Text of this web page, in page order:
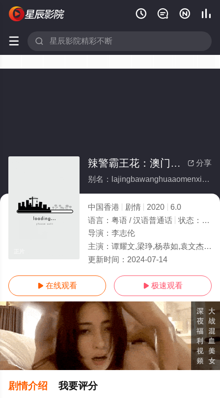
   
 
 分享
辣警霸王花：澳门行动 不義之戰
别名：lajingbawanghuaaomenxingdongbuyizhizhan
中国香港 剧情 2020
6.0
语言： 粤语 / 汉语普通话 状态： 正片
导演： 李志伦
主演： 谭耀文,梁琤,杨恭如,袁文杰,何珮瑜,林明祯,唐文龙,邓洢玲,吕珊,陆诗韵,赵善恒,杨潮凯,钟浩贤,吴云甫,
更新时间： 2024-07-14
 在线观看  极速观看
剧情介绍 我要评分